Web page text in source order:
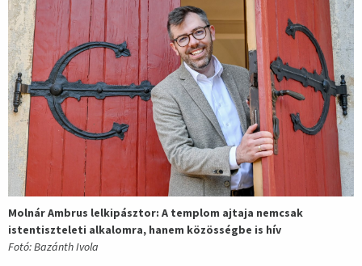
Molnár Ambrus lelkipásztor: A templom ajtaja nemcsak
istentiszteleti alkalomra, hanem közösségbe is hív
Fotó: Bazánth Ivola